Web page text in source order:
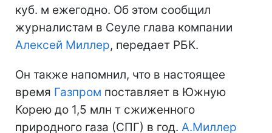
куб. м ежегодно. Об этом сообщил
журналистам в Сеуле глава компании
Алексей Миллер, передает РБК.
Он также напомнил, что в настоящее
время Газпром поставляет в Южную
Корею до 1,5 млн т сжиженного
природного газа (СПГ) в год. А.Миллер